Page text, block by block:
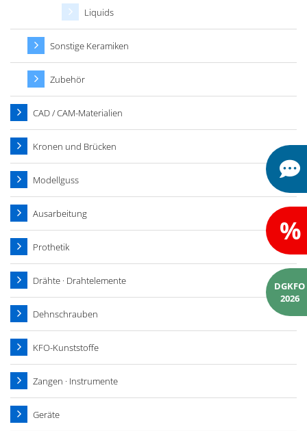
Liquids
Sonstige Keramiken
Zubehör
CAD / CAM-Materialien
Kronen und Brücken
Modellguss
Ausarbeitung
Prothetik
Drähte · Drahtelemente
Dehnschrauben
KFO-Kunststoffe
Zangen · Instrumente
Geräte
%
DGKFO
2026